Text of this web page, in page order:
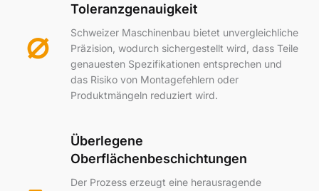
Toleranzgenauigkeit
Schweizer Maschinenbau bietet unvergleichliche
Präzision, wodurch sichergestellt wird, dass Teile
genauesten Spezifikationen entsprechen und
das Risiko von Montagefehlern oder
Produktmängeln reduziert wird.
Überlegene
Oberflächenbeschichtungen
Der Prozess erzeugt eine herausragende